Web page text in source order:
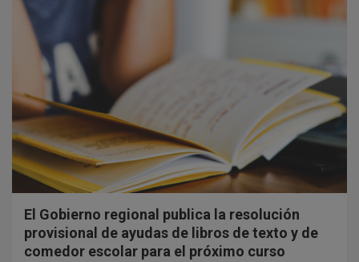
El Gobierno regional publica la resolución
provisional de ayudas de libros de texto y de
comedor escolar para el próximo curso